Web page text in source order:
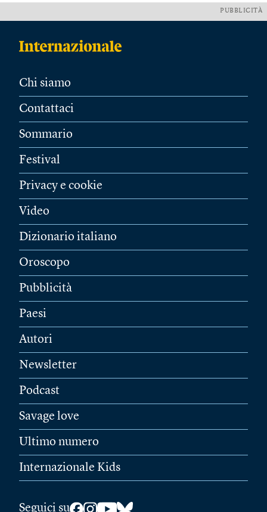
PUBBLICITÀ
Chi siamo
Contattaci
Sommario
Festival
Privacy e cookie
Video
Dizionario italiano
Oroscopo
Pubblicità
Paesi
Autori
Newsletter
Podcast
Savage love
Ultimo numero
Internazionale Kids
Seguici su